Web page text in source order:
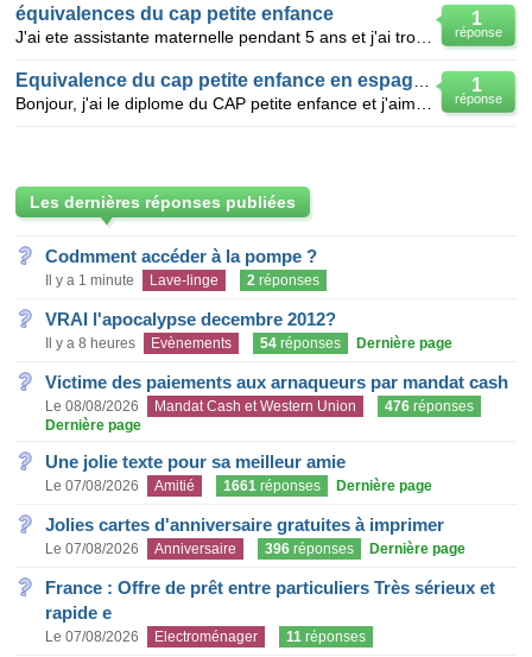
1
réponse
équivalences du cap petite enfance
1
réponse
Les dernières réponses publiées
Codmment accéder à la pompe ?
Il y a 1 minute Lave-linge 2 réponses
VRAI l'apocalypse decembre 2012?
Il y a 8 heures Evènements 54 réponses Dernière page
Victime des paiements aux arnaqueurs par mandat cash
Le 08/08/2026 Mandat Cash et Western Union 476 réponses
Dernière page
Une jolie texte pour sa meilleur amie
Le 07/08/2026 Amitié 1661 réponses Dernière page
Jolies cartes d'anniversaire gratuites à imprimer
Le 07/08/2026 Anniversaire 396 réponses Dernière page
France : Offre de prêt entre particuliers Très sérieux et
rapide e
Le 07/08/2026 Electroménager 11 réponses